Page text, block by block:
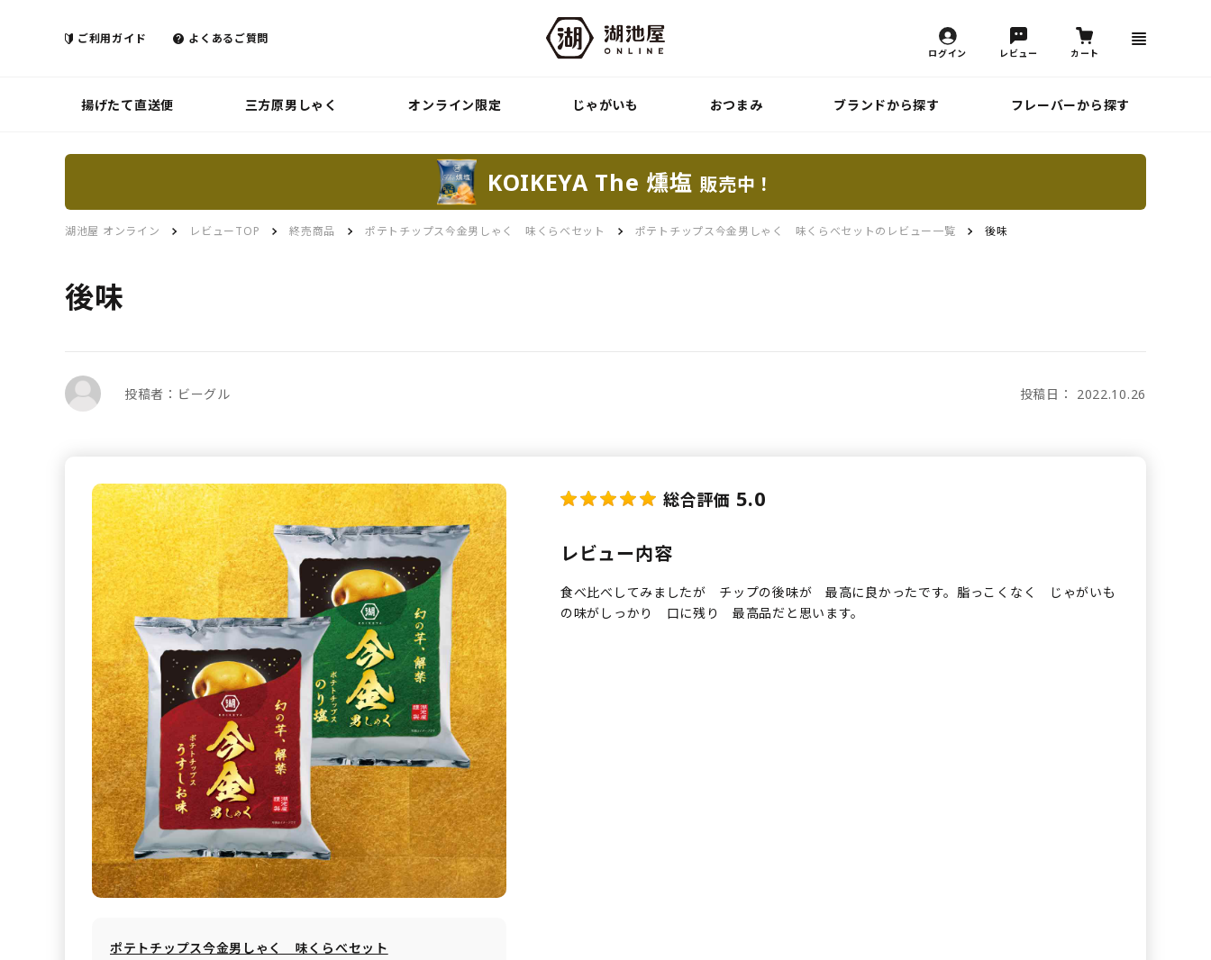
ご利用ガイド よくあるご質問
ログイン レビュー カート
揚げたて直送便 三方原男しゃく オンライン限定 じゃがいも おつまみ ブランドから探す フレーバーから探す
KOIKEYA The 燻塩 販売中！
湖池屋 オンライン レビューTOP 終売商品 ポテトチップス今金男しゃく 味くらべセット ポテトチップス今金男しゃく 味くらべセットのレビュー一覧 後味
後味
投稿者：ビーグル 投稿日： 2022.10.26
ポテトチップス今金男しゃく 味くらべセット
総合評価 5.0
レビュー内容
食べ比べしてみましたが チップの後味が 最高に良かったです。脂っこくなく じゃがいも
の味がしっかり 口に残り 最高品だと思います。